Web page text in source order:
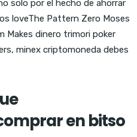
solo por el hecho de ahorrar
loveThe Pattern Zero Moses
Makes dinero trimori poker
minex criptomoneda debes
en bitso